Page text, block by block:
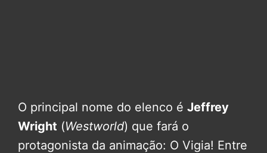
O principal nome do elenco é Jeffrey
Wright (Westworld) que fará o
protagonista da animação: O Vigia! Entre